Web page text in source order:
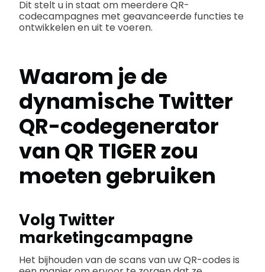
Dit stelt u in staat om meerdere QR-
codecampagnes met geavanceerde functies te
ontwikkelen en uit te voeren.
Waarom je de
dynamische Twitter
QR-codegenerator
van QR TIGER zou
moeten gebruiken
Volg Twitter
marketingcampagne
Het bijhouden van de scans van uw QR-codes is